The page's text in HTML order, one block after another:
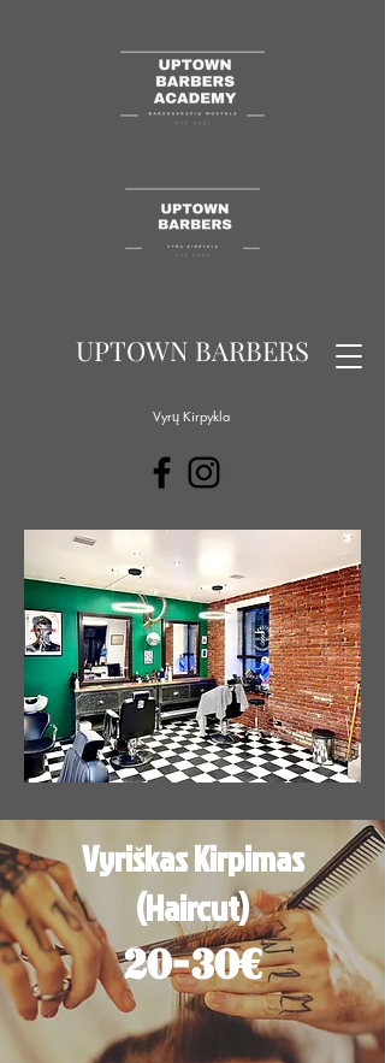
UPTOWN BARBERS
Vyrų Kirpykla
Vyriškas Kirpimas
(Haircut)
20-30€